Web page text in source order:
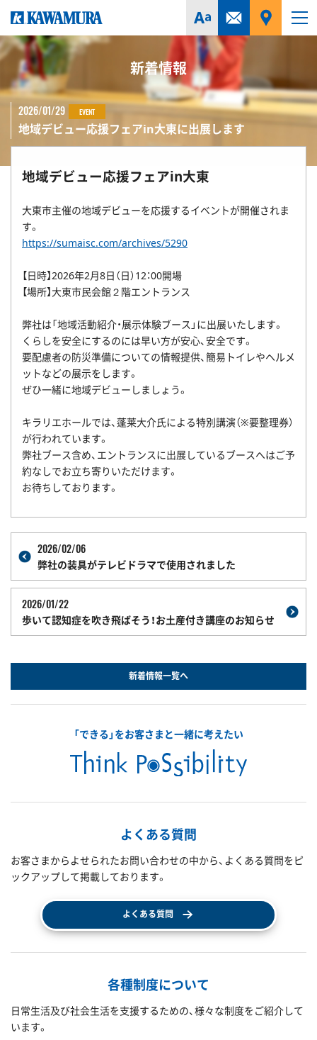
新着情報
2026/01/29 EVENT
地域デビュー応援フェアin大東に出展します
地域デビュー応援フェアin大東
大東市主催の地域デビューを応援するイベントが開催されま
す。
https://sumaisc.com/archives/5290
【日時】2026年2月8日（日）12：00開場
【場所】大東市民会館２階エントランス
弊社は「地域活動紹介・展示体験ブース」に出展いたします。
くらしを安全にするのには早い方が安心、安全です。
要配慮者の防災準備についての情報提供、簡易トイレやヘルメ
ットなどの展示をします。
ぜひ一緒に地域デビューしましょう。
キラリエホールでは、蓬莱大介氏による特別講演（※要整理券）
が行われています。
弊社ブース含め、エントランスに出展しているブースへはご予
約なしでお立ち寄りいただけます。
お待ちしております。
2026/02/06
弊社の装具がテレビドラマで使用されました
2026/01/22
歩いて認知症を吹き飛ばそう！お土産付き講座のお知らせ
新着情報一覧へ
「できる」をお客さまと一緒に考えたい
よくある質問
お客さまからよせられたお問い合わせの中から、よくある質問をピ
ックアップして掲載しております。
よくある質問
各種制度について
日常生活及び社会生活を支援するための、様々な制度をご紹介して
います。